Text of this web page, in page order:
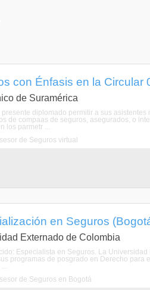
con Énfasis en la Circular
de Suramérica
presente diplomado permitir a sus
de compaas de seguros, asegurados, o
los parmetr ...
de Seguros virtual
en Seguros
Externado de Colombia
Especialista en Seguros. La
programas de posgrado en Derecho
de Seguros en Bogotá